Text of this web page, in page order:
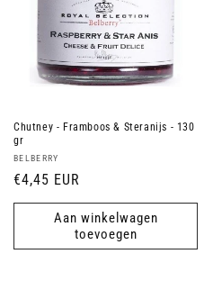
Chutney - Framboos & Steranijs - 130
gr
Verkoper:
BELBERRY
Normale
prijs
€4,45 EUR
Aan winkelwagen
toevoegen